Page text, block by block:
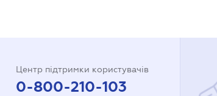
Центр підтримки користувачів
0-800-210-103